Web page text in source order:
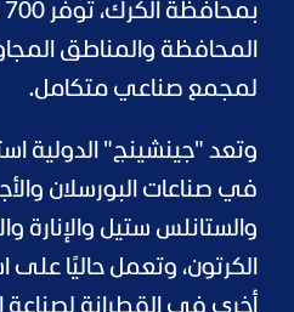
المحافظة والمناطق
لمجمع صناعي متكامل.
وتعد "جينشينج" الدولية
في صناعات البورسلان
والستانلس ستيل والإنارة
أخرى في القطرانة لصناعة